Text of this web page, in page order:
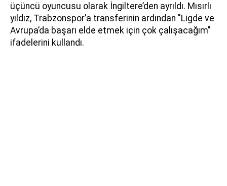
üçüncü oyuncusu olarak İngiltere’den ayrıldı. Mısırlı
yıldız, Trabzonspor’a transferinin ardından "Ligde ve
Avrupa’da başarı elde etmek için çok çalışacağım"
ifadelerini kullandı.